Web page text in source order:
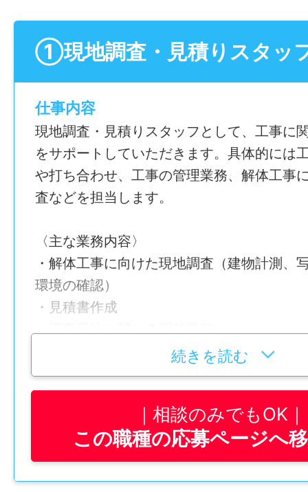
①現地調査・見積りスタッ
仕事内容
現地調査・見積りスタッフとして、工事に
をサポートしていただきます。具体的には
や打ち合わせ、工事の管理業務、解体工事
査などを担当します。
〈主な業務内容〉
・解体工事に向けた現地調査（建物計測、
環境の確認）
・見積書作成
・工事受注に関わる調整業務
・工事の受注、打ち合せ業務
・工事管理、営業サポート業務
・建設業（解体業）での対外対応
——————
社内には幅広い年齢層の社員が在籍してお
フットワーク軽く動ける方や、意欲をもっ
続きを読む
相談のみでもOK
この職種の応募ページへ